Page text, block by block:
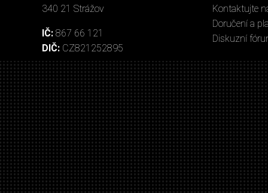
340 21 Strážov
IČ: 867 66 121
DIČ: CZ821252895
Kontaktujte
Doručení a
Diskuzní